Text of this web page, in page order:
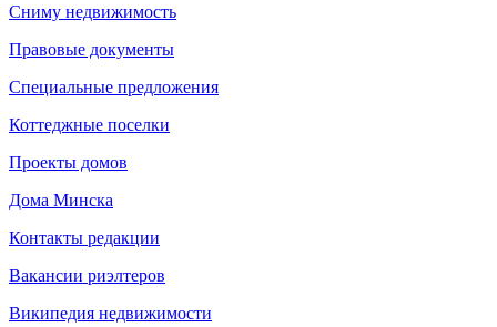
Сниму недвижимость
Правовые документы
Специальные предложения
Коттеджные поселки
Проекты домов
Дома Минска
Контакты редакции
Вакансии риэлтеров
Википедия недвижимости